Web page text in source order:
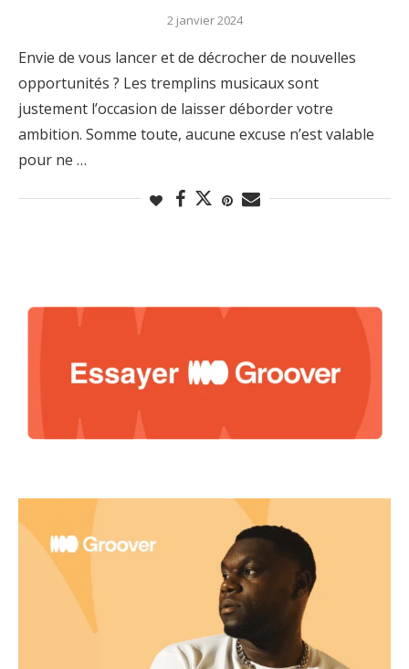
2 janvier 2024
Envie de vous lancer et de décrocher de nouvelles
opportunités ? Les tremplins musicaux sont
justement l’occasion de laisser déborder votre
ambition. Somme toute, aucune excuse n’est valable
pour ne …